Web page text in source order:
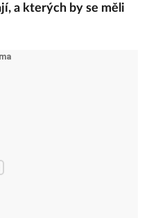
a kterých by se měli